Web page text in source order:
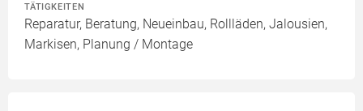
TÄTIGKEITEN
Reparatur, Beratung, Neueinbau, Rollläden, Jalousien,
Markisen, Planung / Montage